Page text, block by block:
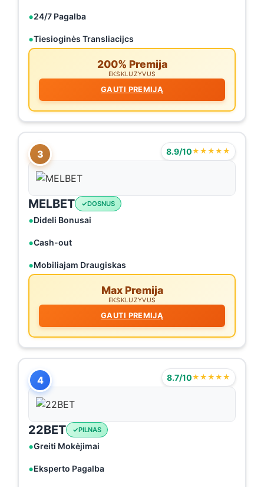
24/7 Pagalba
Tiesioginės Transliacijcs
200% Premija
EKSKLUZYVUS
GAUTI PREMIJĄ
3 8.9/10★★★★★
MELBET DOSNUS
Dideli Bonusai
Cash-out
Mobiliajam Draugiskas
Max Premija
EKSKLUZYVUS
GAUTI PREMIJĄ
4 8.7/10★★★★★
22BET PILNAS
Greiti Mokėjimai
Eksperto Pagalba